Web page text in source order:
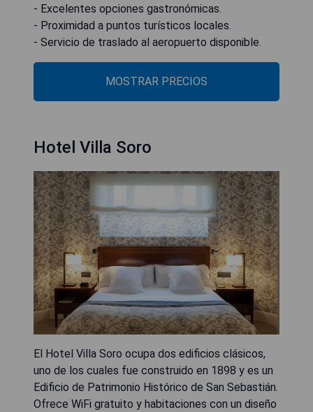
- Excelentes opciones gastronómicas.
- Proximidad a puntos turísticos locales.
- Servicio de traslado al aeropuerto disponible.
MOSTRAR PRECIOS
Hotel Villa Soro
El Hotel Villa Soro ocupa dos edificios clásicos,
uno de los cuales fue construido en 1898 y es un
Edificio de Patrimonio Histórico de San Sebastián.
Ofrece WiFi gratuito y habitaciones con un diseño